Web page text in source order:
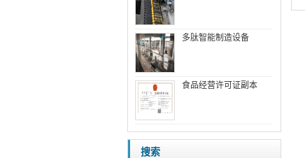
多肽智能制造设备
食品经营许可证副本
搜索